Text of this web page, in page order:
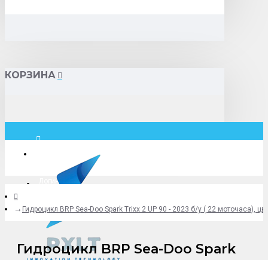
КОРЗИНА
Логин
+79775619766
Гидроцикл BRP Sea-Doo Spark Trixx 2 UP 90 - 2023 б/y ( 22 моточаса),
Гидроцикл BRP Sea-Doo Spark